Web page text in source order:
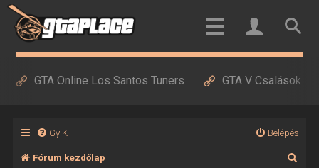
GTA Online Los Santos Tuners GTA V Csalások
GyIK Belépés
Fórum kezdőlap